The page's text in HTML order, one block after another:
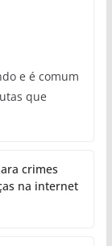
e é comum
que
crimes
na internet